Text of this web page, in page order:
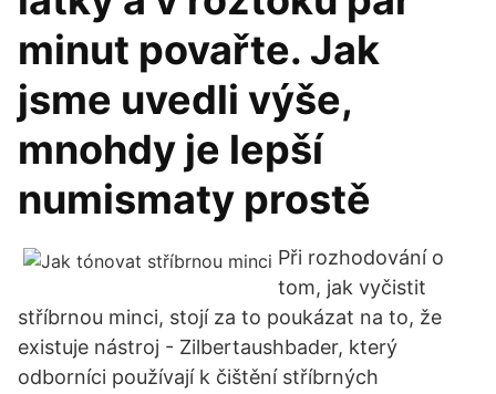
minut povařte. Jak
jsme uvedli výše,
mnohdy je lepší
numismaty prostě
Při rozhodování o
tom, jak vyčistit
stříbrnou minci, stojí za to poukázat na to, že
existuje nástroj - Zilbertaushbader, který
odborníci používají k čištění stříbrných